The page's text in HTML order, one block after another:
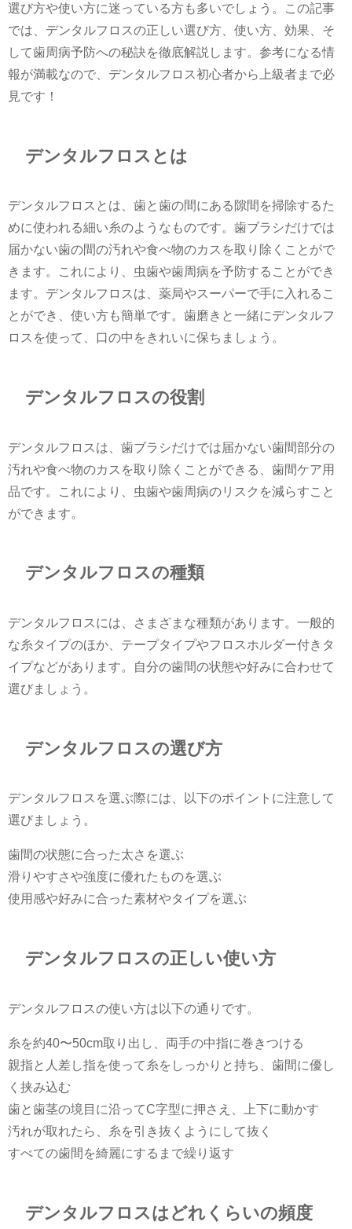
選び方や使い方に迷っている方も多いでしょう。この記事
では、デンタルフロスの正しい選び方、使い方、効果、そ
して歯周病予防への秘訣を徹底解説します。参考になる情
報が満載なので、デンタルフロス初心者から上級者まで必
見です！
デンタルフロスとは
デンタルフロスとは、歯と歯の間にある隙間を掃除するた
めに使われる細い糸のようなものです。歯ブラシだけでは
届かない歯の間の汚れや食べ物のカスを取り除くことがで
きます。これにより、虫歯や歯周病を予防することができ
ます。デンタルフロスは、薬局やスーパーで手に入れるこ
とができ、使い方も簡単です。歯磨きと一緒にデンタルフ
ロスを使って、口の中をきれいに保ちましょう。
デンタルフロスの役割
デンタルフロスは、歯ブラシだけでは届かない歯間部分の
汚れや食べ物のカスを取り除くことができる、歯間ケア用
品です。これにより、虫歯や歯周病のリスクを減らすこと
ができます。
デンタルフロスの種類
デンタルフロスには、さまざまな種類があります。一般的
な糸タイプのほか、テープタイプやフロスホルダー付きタ
イプなどがあります。自分の歯間の状態や好みに合わせて
選びましょう。
デンタルフロスの選び方
デンタルフロスを選ぶ際には、以下のポイントに注意して
選びましょう。
歯間の状態に合った太さを選ぶ
滑りやすさや強度に優れたものを選ぶ
使用感や好みに合った素材やタイプを選ぶ
デンタルフロスの正しい使い方
デンタルフロスの使い方は以下の通りです。
糸を約40〜50cm取り出し、両手の中指に巻きつける
親指と人差し指を使って糸をしっかりと持ち、歯間に優し
く挟み込む
歯と歯茎の境目に沿ってC字型に押さえ、上下に動かす
汚れが取れたら、糸を引き抜くようにして抜く
すべての歯間を綺麗にするまで繰り返す
デンタルフロスはどれくらいの頻度